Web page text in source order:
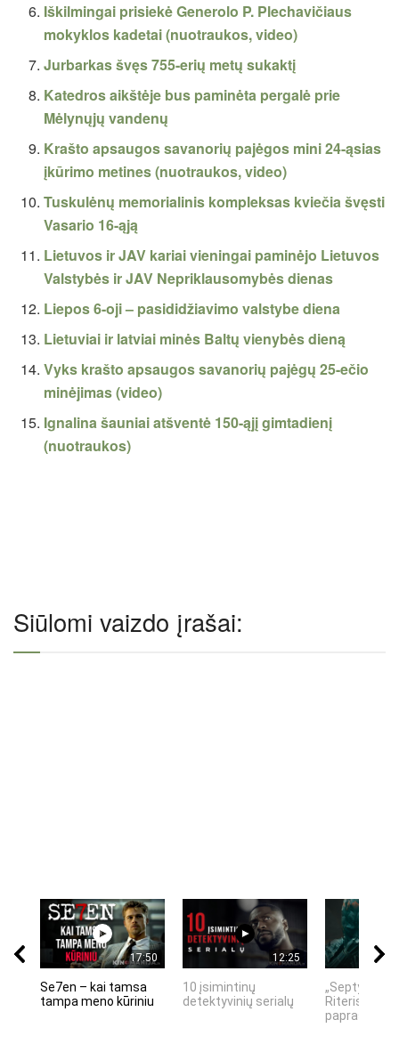
Iškilmingai prisiekė Generolo P. Plechavičiaus
mokyklos kadetai (nuotraukos, video)
Jurbarkas švęs 755-erių metų sukaktį
Katedros aikštėje bus paminėta pergalė prie
Mėlynųjų vandenų
Krašto apsaugos savanorių pajėgos mini 24-ąsias
įkūrimo metines (nuotraukos, video)
Tuskulėnų memorialinis kompleksas kviečia švęsti
Vasario 16-ąją
Lietuvos ir JAV kariai vieningai paminėjo Lietuvos
Valstybės ir JAV Nepriklausomybės dienas
Liepos 6-oji – pasididžiavimo valstybe diena
Lietuviai ir latviai minės Baltų vienybės dieną
Vyks krašto apsaugos savanorių pajėgų 25-ečio
minėjimas (video)
Ignalina šauniai atšventė 150-ąjį gimtadienį
(nuotraukos)
Siūlomi vaizdo įrašai:
17:50
Se7en – kai tamsa
tampa meno kūriniu
12:25
10 įsimintinų
detektyvinių serialų
„Septynių
Riteris" – kai